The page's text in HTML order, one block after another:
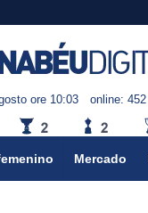
ore 10:03 online: 452
Mercado